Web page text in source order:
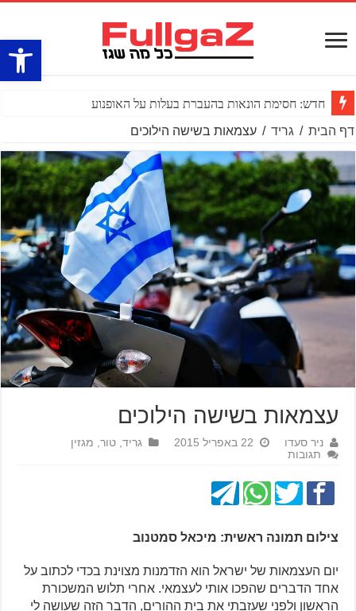
פתח
חדש: חסימת הונאות בהעברת בעלות על האופנוע
דף הבית / גריד / עצמאות בשישה הילוכים
עצמאות בשישה הילוכים
ניר סעדו 22 באפריל 2015 גריד ,טור מגזין
תגובות
צילום תמונה ראשית: מיכאל סמטנוב
יום העצמאות של ישראל הוא הזדמנות מצוינת בכדי לכתוב על
אחד הדברים שהפכו אותי לעצמאי. אחרי תלוש המשכורת
הראשון ולפני שעזבתי את בית ההורים, הדבר הזה שעושה לי